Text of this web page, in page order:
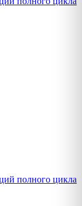
полного цикла